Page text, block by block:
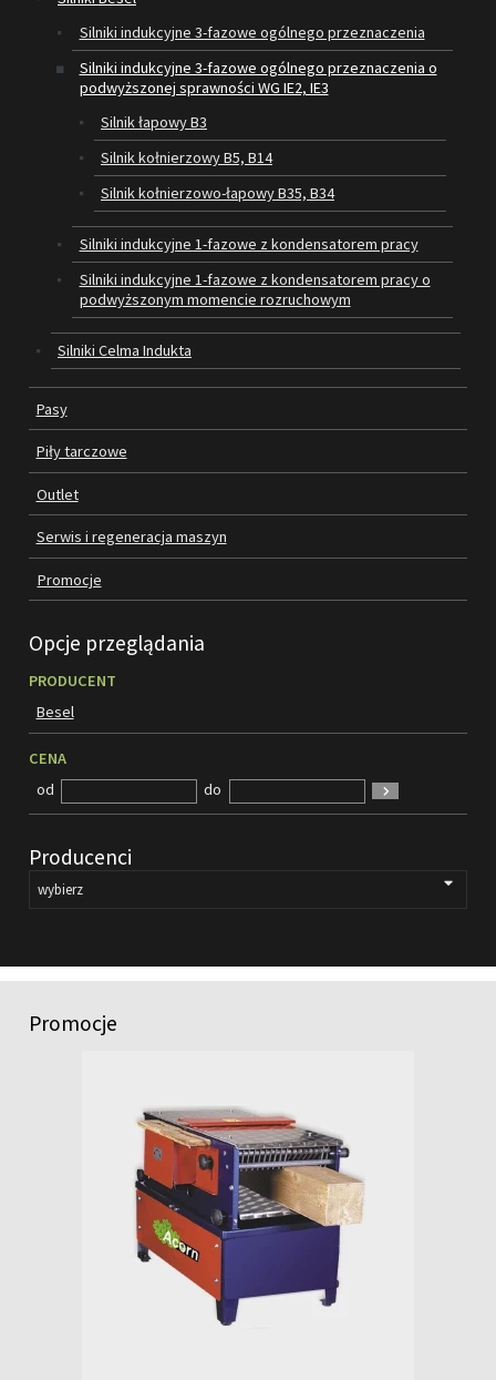
SILNIKI ELEKTRYCZNE
PIŁY TARCZOWE
SERWIS I REGENERACJA MASZYN
PROMOCJE
REGULAMIN
KATALOGI
OBRABIARKI DO DREWNA
PASY KLINOWE
FILMY
KONTAKT
Silniki indukcyjne 3-fazowe ogólnego przeznaczenia
Silniki indukcyjne 3-fazowe ogólnego przeznaczenia o
podwyższonej sprawności WG IE2, IE3
Silnik łapowy B3
Silnik kołnierzowy B5, B14
Silnik kołnierzowo-łapowy B35, B34
Silniki indukcyjne 1-fazowe z kondensatorem pracy
Silniki indukcyjne 1-fazowe z kondensatorem pracy o
podwyższonym momencie rozruchowym
Silniki Celma Indukta
Pasy
Piły tarczowe
Outlet
Serwis i regeneracja maszyn
Promocje
Opcje przeglądania
PRODUCENT
Besel
CENA
od
do
Producenci
Promocje